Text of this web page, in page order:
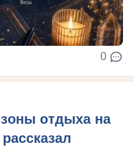
0
отдыха на